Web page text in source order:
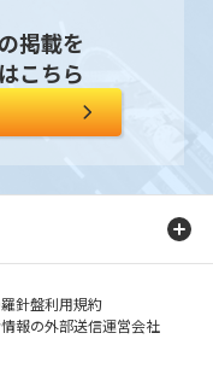
掲載を
こちら
針盤利用規約
報の外部送信運営会社